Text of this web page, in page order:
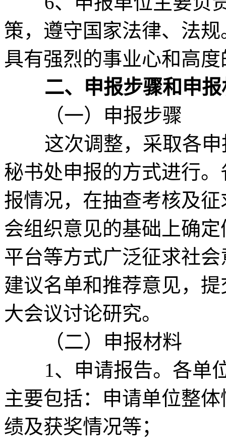
策，遵守国家法律、法
具有强烈的事业心和高
二、申报步骤和申报
（一）申报步骤
这次调整，采取各申
秘书处申报的方式进行
报情况，在抽查考核及
会组织意见的基础上确
平台等方式广泛征求社
建议名单和推荐意见，
大会议讨论研究。
（二）申报材料
1、申请报告。各单位
主要包括：申请单位整
绩及获奖情况等；